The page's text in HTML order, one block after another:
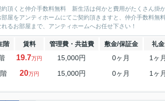
約頂くと仲介手数料無料 新生活は何かと費用がたくさん掛
屋をアンティホームにてご契約頂きますと、仲介手数料
るお部屋まで、アンティホームへお任せ下さい！
階 賃料 管理費・共益費 敷金/保証金 礼金
19.7万円 15,000円 0ヶ月 1ヶ月
20万円 15,000円 0ヶ月 1ヶ月